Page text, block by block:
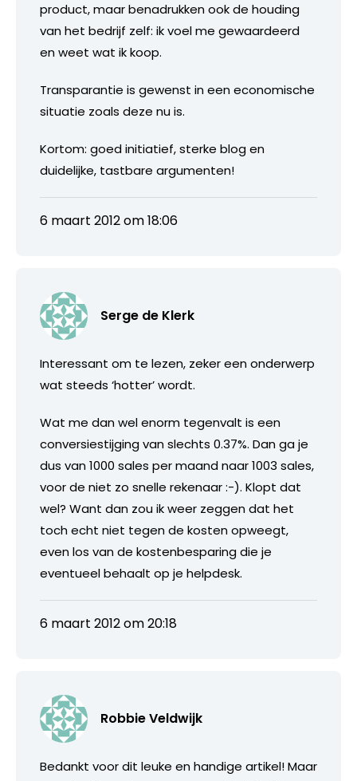
product, maar benadrukken ook de houding
van het bedrijf zelf: ik voel me gewaardeerd
en weet wat ik koop.
Transparantie is gewenst in een economische
situatie zoals deze nu is.
Kortom: goed initiatief, sterke blog en
duidelijke, tastbare argumenten!
6 maart 2012 om 18:06
Serge de Klerk
Interessant om te lezen, zeker een onderwerp
wat steeds ‘hotter’ wordt.
Wat me dan wel enorm tegenvalt is een
conversiestijging van slechts 0.37%. Dan ga je
dus van 1000 sales per maand naar 1003 sales,
voor de niet zo snelle rekenaar :-). Klopt dat
wel? Want dan zou ik weer zeggen dat het
toch echt niet tegen de kosten opweegt,
even los van de kostenbesparing die je
eventueel behaalt op je helpdesk.
6 maart 2012 om 20:18
Robbie Veldwijk
Bedankt voor dit leuke en handige artikel! Maar